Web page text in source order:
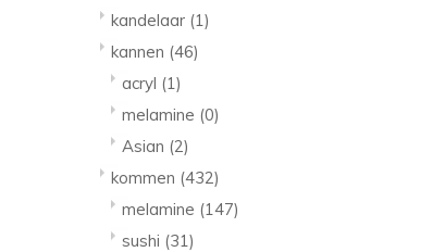
kandelaar (1)
kannen (46)
acryl (1)
melamine (0)
Asian (2)
kommen (432)
melamine (147)
sushi (31)